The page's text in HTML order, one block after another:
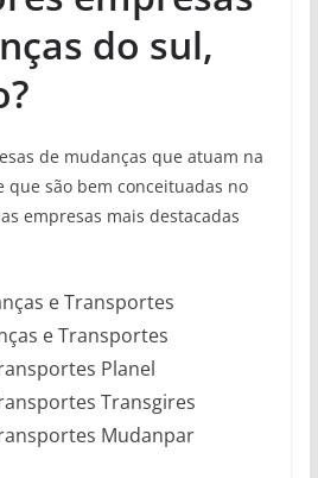
do sul,
de mudanças que atuam na
que são bem conceituadas no
empresas mais destacadas
e Transportes
e Transportes
Planel
Transgires
Mudanpar